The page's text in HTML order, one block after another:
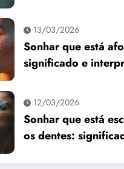
13/03/2026
Sonhar que está
significado e
12/03/2026
Sonhar que está
os dentes: